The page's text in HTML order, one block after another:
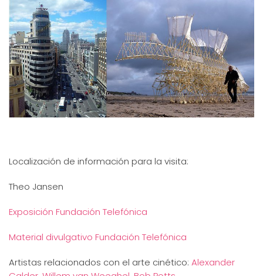
Localización de información para la visita:
Theo Jansen
Exposición Fundación Telefónica
Material divulgativo Fundación Telefónica
Artistas relacionados con el arte cinético: Alexander